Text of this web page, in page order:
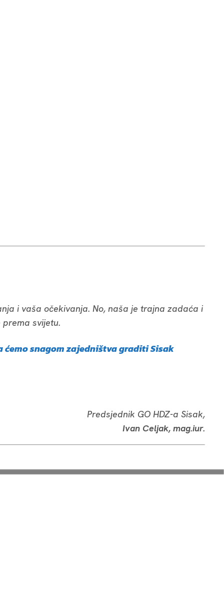
i vaša očekivanja. No, naša je trajna zadaća i
svijetu.
ćemo snagom zajedništva graditi Sisak
Predsjednik GO HDZ-a Sisak,
Ivan Celjak, mag.iur.